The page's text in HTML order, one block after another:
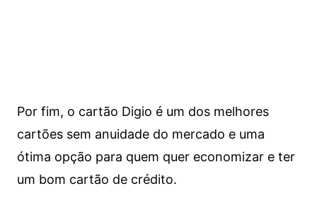
Por fim, o cartão Digio é um dos melhores
cartões sem anuidade do mercado e uma
ótima opção para quem quer economizar e ter
um bom cartão de crédito.